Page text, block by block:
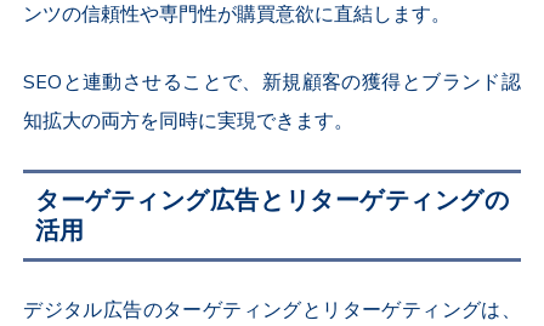
ンツの信頼性や専門性が購買意欲に直結します。
SEOと連動させることで、新規顧客の獲得とブランド認
知拡大の両方を同時に実現できます。
ターゲティング広告とリターゲティングの
活用
デジタル広告のターゲティングとリターゲティングは、